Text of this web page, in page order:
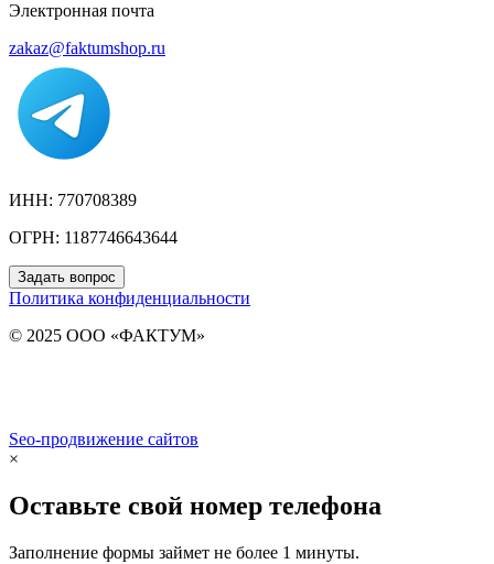
Электронная почта
zakaz@faktumshop.ru
ИНН: 770708389
ОГРН: 1187746643644
Задать вопрос
Политика конфиденциальности
© 2025 ООО «ФАКТУМ»
Seo-продвижение сайтов
×
Оставьте свой номер телефона
Заполнение формы займет не более 1 минуты.